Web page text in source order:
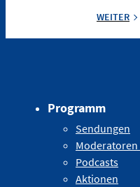
WEITER
Programm
Sendungen
Moderatoren
Podcasts
Aktionen